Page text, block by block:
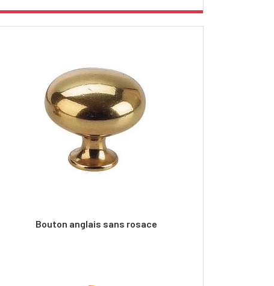
Bouton anglais sans rosace